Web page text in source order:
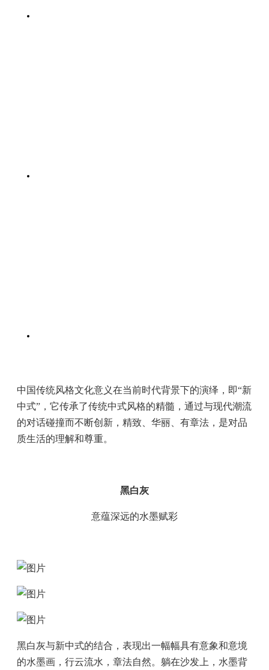
中国传统风格文化意义在当前时代背景下的演绎，即“新
中式”，它传承了传统中式风格的精髓，通过与现代潮流
的对话碰撞而不断创新，精致、华丽、有章法，是对品
质生活的理解和尊重。
黑白灰
意蕴深远的水墨赋彩
黑白灰与新中式的结合，表现出一幅幅具有意象和意境
的水墨画，行云流水，章法自然。躺在沙发上，水墨背